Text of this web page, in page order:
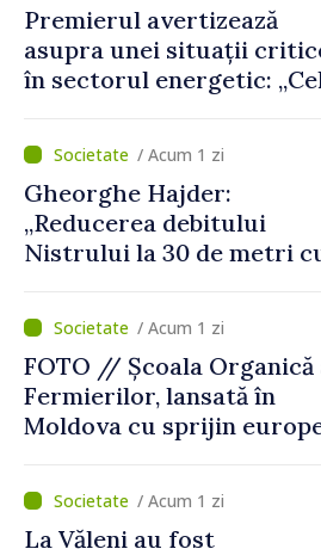
Premierul avertizează
asupra unei situații
în sectorul energetic:
putea cumpăra nici curent
de avarie”/ Acum 1 zi
Gheorghe Hajder:
„Reducerea debitului
Nistrului la 30 de metri
„catastrofă naturală”
/ Acum 1 zi
FOTO // Școala Organică
Fermierilor, lansată în
Moldova cu sprijin
agriculturii durabile
/ Acum 1 zi
La Văleni au fost